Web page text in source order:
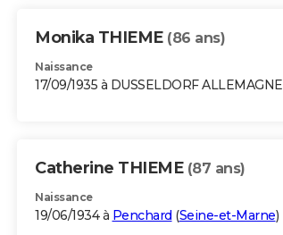
Monika THIEME (86 ans)
Naissance
17/09/1935 à DUSSELDORF ALLEMAGNE
Catherine THIEME (87 ans)
Naissance
19/06/1934 à Penchard (Seine-et-Marne)